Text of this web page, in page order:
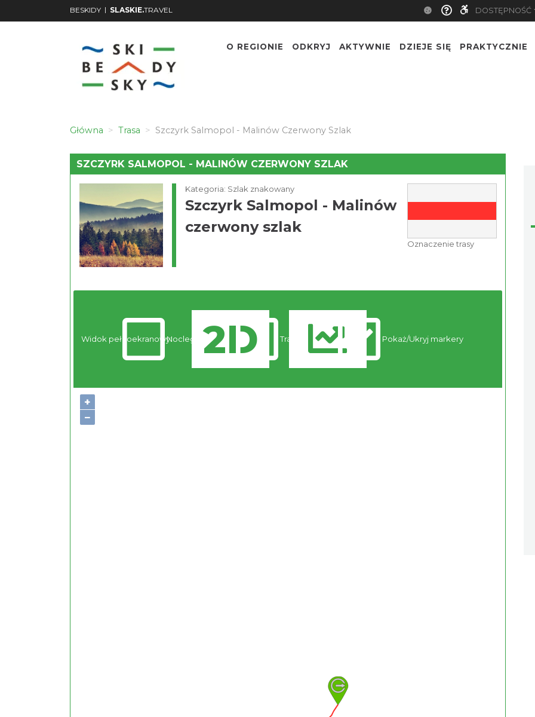
BESKIDY | SLASKIE.TRAVEL DOSTĘPNOŚĆ
O REGIONIE ODKRYJ AKTYWNIE DZIEJE SIĘ PRAKTYCZNIE
Główna Trasa Szczyrk Salmopol - Malinów Czerwony Szlak
SZCZYRK SALMOPOL - MALINÓW CZERWONY SZLAK
Kategoria: Szlak znakowany
Szczyrk Salmopol - Malinów
czerwony szlak
Oznaczenie trasy
+
−
Widok pełnoekranowy:Noclegi Trasy Pokaż/Ukryj markery